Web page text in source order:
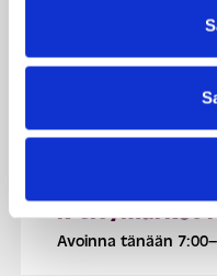
Jungle Juice
K
K-Citymarket
Avoinna tänään